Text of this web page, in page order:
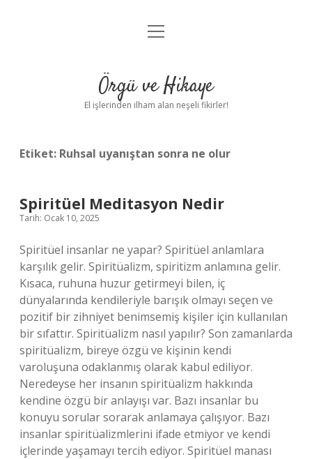
Anasayfa
Yasal Uyarı
menüyü
Örgü ve Hikaye
El işlerinden ilham alan neşeli fikirler!
Etiket: Ruhsal uyanıştan sonra ne olur
Spiritüel Meditasyon Nedir
Tarih: Ocak 10, 2025
Spiritüel insanlar ne yapar? Spiritüel anlamlara
karşılık gelir. Spiritüalizm, spiritizm anlamına gelir.
Kısaca, ruhuna huzur getirmeyi bilen, iç
dünyalarında kendileriyle barışık olmayı seçen ve
pozitif bir zihniyet benimsemiş kişiler için kullanılan
bir sıfattır. Spiritüalizm nasıl yapılır? Son zamanlarda
spiritüalizm, bireye özgü ve kişinin kendi
varoluşuna odaklanmış olarak kabul ediliyor.
Neredeyse her insanın spiritüalizm hakkında
kendine özgü bir anlayışı var. Bazı insanlar bu
konuyu sorular sorarak anlamaya çalışıyor. Bazı
insanlar spiritüalizmlerini ifade etmiyor ve kendi
içlerinde yaşamayı tercih ediyor. Spiritüel manası